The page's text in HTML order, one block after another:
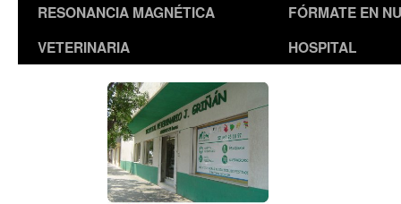
RESONANCIA MAGNÉTICA
VETERINARIA
FÓRMATE EN
HOSPITAL